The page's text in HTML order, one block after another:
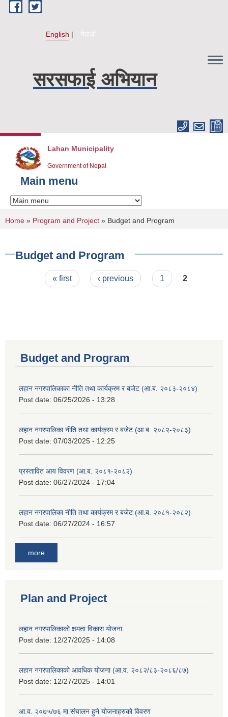
Skip to main content
English नेपाली
सरसफाई अभियान
Lahan Municipality
Government of Nepal
Main menu
You are here
Home » Program and Project » Budget and Program
Budget and Program
Pages« first ‹ previous 1 2
Budget and Program
लहान नगरपालिकाका नीति तथा कार्यक्रम र बजेट (आ.ब. २०८३-२०८४)
Post date: 06/25/2026 - 13:28
लहान नगरपालिका नीति तथा कार्यक्रम र बजेट (आ.ब. २०८२-२०८३)
Post date: 07/03/2025 - 12:25
प्रस्तावित आय विवरण (आ.ब. २०८१-२०८२)
Post date: 06/27/2024 - 17:04
लहान नगरपालिका नीति तथा कार्यक्रम र बजेट (आ.ब. २०८१-२०८२)
Post date: 06/27/2024 - 16:57
more
Plan and Project
लहान नगरपालिकाको क्षमता विकास योजना
Post date: 12/27/2025 - 14:08
लहान नगरपालिकाको आवधिक योजना (आ.व. २०८२/८३-२०८६/८७)
Post date: 12/27/2025 - 14:01
आ.व. २०७५/७६ मा संचालन हुने योजनाहरुको विवरण